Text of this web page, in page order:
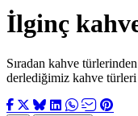
İlginç
Sıradan kahve
derlediğimiz kahve